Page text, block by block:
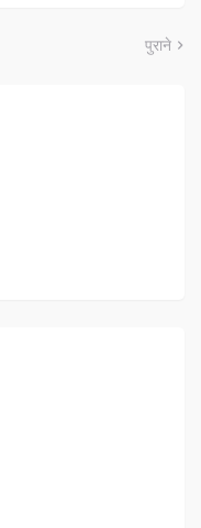
पुराने